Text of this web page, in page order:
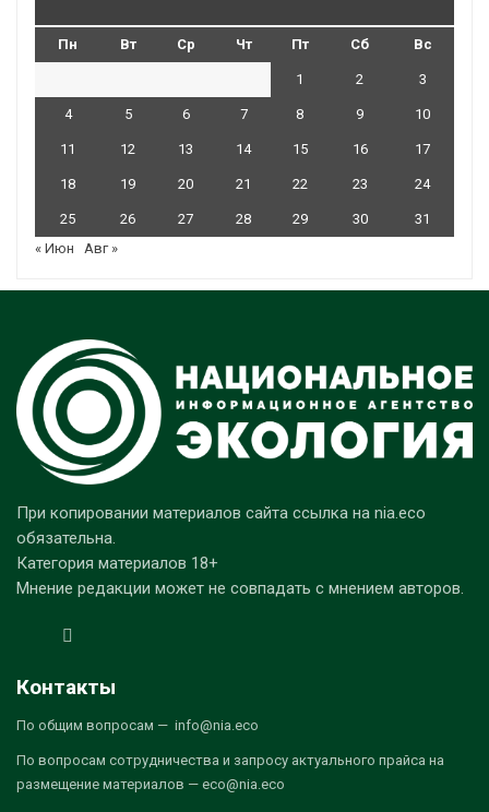
Пн Вт Ср Чт Пт Сб Вс
1 2 3
4 5 6 7 8 9 10
11 12 13 14 15 16 17
18 19 20 21 22 23 24
25 26 27 28 29 30
31
« Июн
Авг »
При копировании материалов сайта ссылка на nia.eco
обязательна.
Категория материалов 18+
Мнение редакции может не совпадать с мнением авторов.
Контакты
По общим вопросам — info@nia.eco
По вопросам сотрудничества и запросу актуального прайса на
размещение материалов — eco@nia.eco